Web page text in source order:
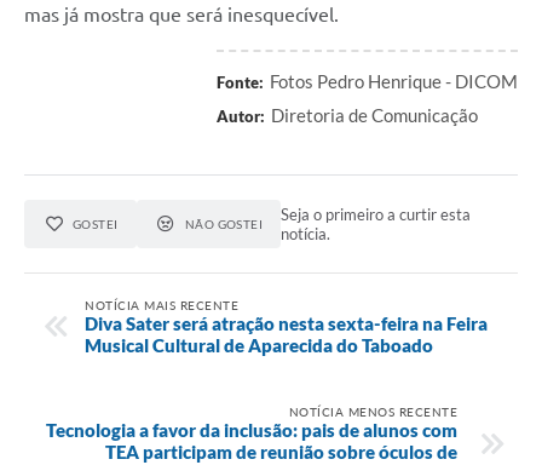
mas já mostra que será inesquecível.
Fonte: Fotos Pedro Henrique - DICOM
Autor: Diretoria de Comunicação
GOSTEI NÃO GOSTEI
Seja o primeiro a curtir esta
notícia.
NOTÍCIA MAIS RECENTE
Diva Sater será atração nesta sexta-feira na Feira
Musical Cultural de Aparecida do Taboado
NOTÍCIA MENOS RECENTE
Tecnologia a favor da inclusão: pais de alunos com
TEA participam de reunião sobre óculos de